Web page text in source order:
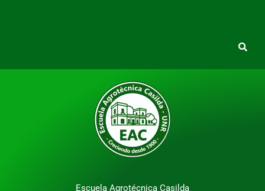
Escuela Agrotécnica Casilda